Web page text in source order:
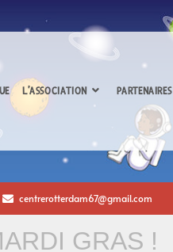
L’ASSOCIATION PARTENAIRES
centrerotterdam67@gmail.com
GRAS !